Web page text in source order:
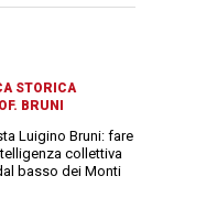
STORICA
BRUNI
Luigino Bruni: fare
collettiva
basso dei Monti